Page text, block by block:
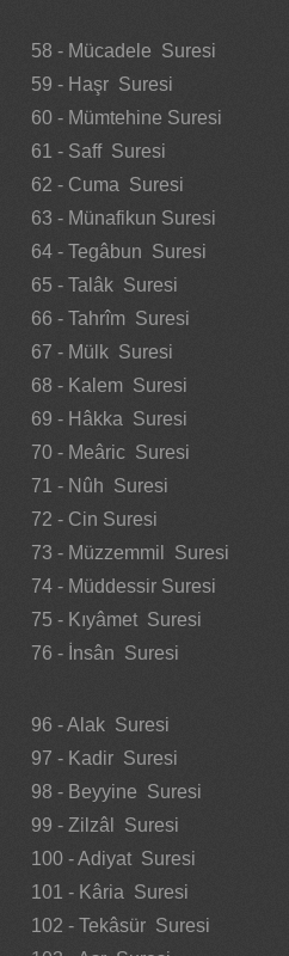
58 - Mücadele Suresi
59 - Haşr Suresi
60 - Mümtehine Suresi
61 - Saff Suresi
62 - Cuma Suresi
63 - Münafikun Suresi
64 - Tegâbun Suresi
65 - Talâk Suresi
66 - Tahrîm Suresi
67 - Mülk Suresi
68 - Kalem Suresi
69 - Hâkka Suresi
70 - Meâric Suresi
71 - Nûh Suresi
72 - Cin Suresi
73 - Müzzemmil Suresi
74 - Müddessir Suresi
75 - Kıyâmet Suresi
76 - İnsân Suresi
96 - Alak Suresi
97 - Kadir Suresi
98 - Beyyine Suresi
99 - Zilzâl Suresi
100 - Adiyat Suresi
101 - Kâria Suresi
102 - Tekâsür Suresi